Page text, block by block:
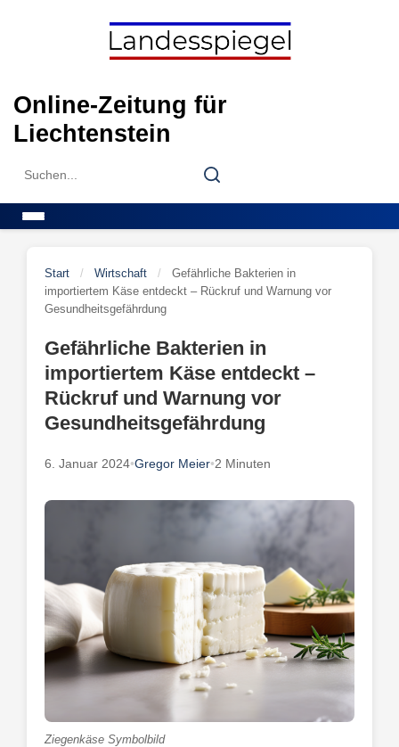
Online-Zeitung für
Liechtenstein
Search
Search
Start / Wirtschaft /
Gefährliche Bakterien in
importiertem Käse entdeckt – Rückruf und Warnung vor
Gesundheitsgefährdung
Gefährliche Bakterien in
importiertem Käse entdeckt –
Rückruf und Warnung vor
Gesundheitsgefährdung
6. Januar 2024•Gregor Meier•2 Minuten
Ziegenkäse Symbolbild